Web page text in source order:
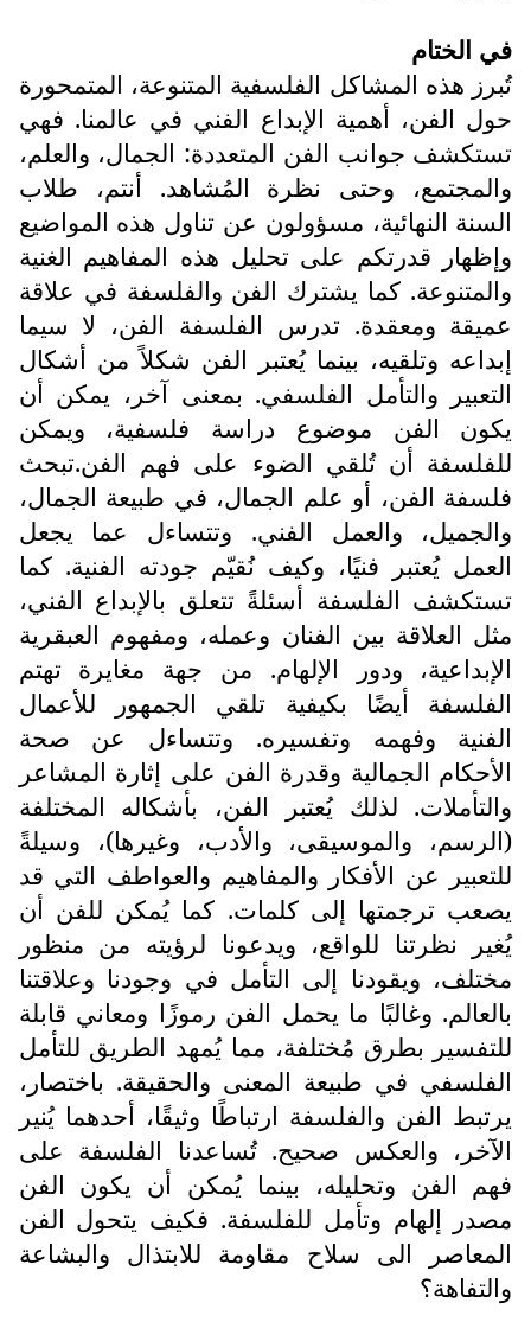
في الختام
تُبرز هذه المشاكل الفلسفية المتنوعة، المتمحورة
حول الفن، أهمية الإبداع الفني في عالمنا. فهي
تستكشف جوانب الفن المتعددة: الجمال، والعلم،
والمجتمع، وحتى نظرة المُشاهد. أنتم، طلاب
السنة النهائية، مسؤولون عن تناول هذه المواضيع
وإظهار قدرتكم على تحليل هذه المفاهيم الغنية
والمتنوعة. كما يشترك الفن والفلسفة في علاقة
عميقة ومعقدة. تدرس الفلسفة الفن، لا سيما
إبداعه وتلقيه، بينما يُعتبر الفن شكلاً من أشكال
التعبير والتأمل الفلسفي. بمعنى آخر، يمكن أن
يكون الفن موضوع دراسة فلسفية، ويمكن
للفلسفة أن تُلقي الضوء على فهم الفن.تبحث
فلسفة الفن، أو علم الجمال، في طبيعة الجمال،
والجميل، والعمل الفني. وتتساءل عما يجعل
العمل يُعتبر فنيًا، وكيف نُقيّم جودته الفنية. كما
تستكشف الفلسفة أسئلةً تتعلق بالإبداع الفني،
مثل العلاقة بين الفنان وعمله، ومفهوم العبقرية
الإبداعية، ودور الإلهام. من جهة مغايرة تهتم
الفلسفة أيضًا بكيفية تلقي الجمهور للأعمال
الفنية وفهمه وتفسيره. وتتساءل عن صحة
الأحكام الجمالية وقدرة الفن على إثارة المشاعر
والتأملات. لذلك يُعتبر الفن، بأشكاله المختلفة
(الرسم، والموسيقى، والأدب، وغيرها)، وسيلةً
للتعبير عن الأفكار والمفاهيم والعواطف التي قد
يصعب ترجمتها إلى كلمات. كما يُمكن للفن أن
يُغير نظرتنا للواقع، ويدعونا لرؤيته من منظور
مختلف، ويقودنا إلى التأمل في وجودنا وعلاقتنا
بالعالم. وغالبًا ما يحمل الفن رموزًا ومعاني قابلة
للتفسير بطرق مُختلفة، مما يُمهد الطريق للتأمل
الفلسفي في طبيعة المعنى والحقيقة. باختصار،
يرتبط الفن والفلسفة ارتباطًا وثيقًا، أحدهما يُنير
الآخر، والعكس صحيح. تُساعدنا الفلسفة على
فهم الفن وتحليله، بينما يُمكن أن يكون الفن
مصدر إلهام وتأمل للفلسفة. فكيف يتحول الفن
المعاصر الى سلاح مقاومة للابتذال والبشاعة
والتفاهة؟